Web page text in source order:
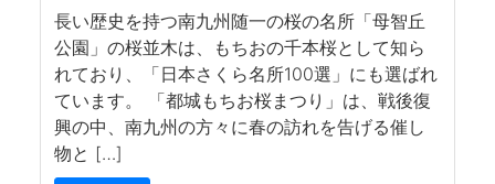
長い歴史を持つ南九州随一の桜の名所「母智丘
公園」の桜並木は、もちおの千本桜として知ら
れており、「日本さくら名所100選」にも選ばれ
ています。 「都城もちお桜まつり」は、戦後復
興の中、南九州の方々に春の訪れを告げる催し
物と […]